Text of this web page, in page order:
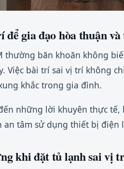
gia đạo hòa thuận
thường băn khoăn không
Việc bài trí sai vị trí không
khắc trong gia đình.
những lời khuyên thực
an tâm sử dụng thiết bị điện
khi đặt tủ lạnh sai vị